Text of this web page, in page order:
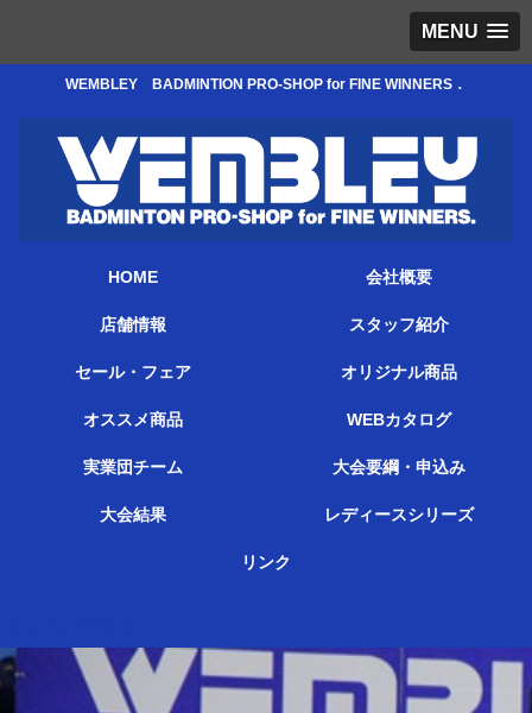
MENU
WEMBLEY BADMINTION PRO-SHOP for FINE WINNERS．
HOME 会社概要
店舗情報 スタッフ紹介
セール・フェア オリジナル商品
オススメ商品 WEBカタログ
実業団チーム 大会要綱・申込み
大会結果 レディースシリーズ
リンク